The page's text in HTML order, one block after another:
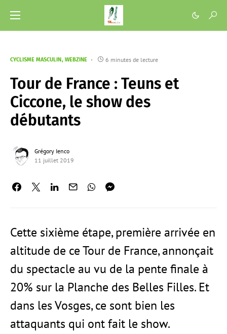
CYCLISME MASCULIN WEBZINE 6 minutes de lecture
Tour de France : Teuns et
Ciccone, le show des
débutants
Grégory Ienco
11 juillet 2019
Cette sixième étape, première arrivée en
altitude de ce Tour de France, annonçait
du spectacle au vu de la pente finale à
20% sur la Planche des Belles Filles. Et
dans les Vosges, ce sont bien les
attaquants qui ont fait le show.